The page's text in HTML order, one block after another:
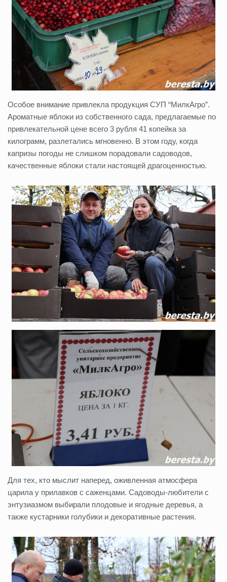
Особое внимание привлекла продукция СУП “МилкАгро”.
Ароматные яблоки из собственного сада, предлагаемые по
привлекательной цене всего 3 рубля 41 копейка за
килограмм, разлетались мгновенно. В этом году, когда
капризы погоды не слишком порадовали садоводов,
качественные яблоки стали настоящей драгоценностью.
Для тех, кто мыслит наперед, оживленная атмосфера
царила у прилавков с саженцами. Садоводы-любители с
энтузиазмом выбирали плодовые и ягодные деревья, а
также кустарники голубики и декоративные растения.